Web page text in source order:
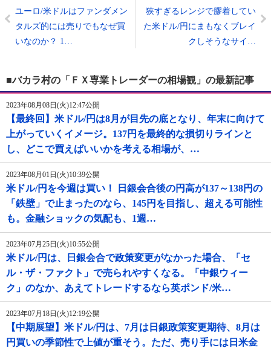
ユーロ/米ドルはファンダメン
タルズ的には売りでもなぜ買
いなのか？ 1…
狭すぎるレンジで膠着してい
た米ドル/円にまもなくブレイ
クしそうなサイ…
■バカラ村の「ＦＸ専業トレーダーの相場観」の最新記事
2023年08月08日(火)12:47公開
【最終回】米ドル/円は8月が目先の底となり、年末に向けて
上がっていくイメージ。137円を最終的な損切りラインと
し、どこで買えばいいかを考える相場が、…
2023年08月01日(火)10:39公開
米ドル/円を今週は買い！ 日銀会合後の円高が137～138円の
「鉄壁」で止まったのなら、145円を目指し、超える可能性
も。金融ショックの気配も、1週…
2023年07月25日(火)10:55公開
米ドル/円は、日銀会合で政策変更がなかった場合、「セ
ル・ザ・ファクト」で売られやすくなる。「中銀ウィー
ク」のなか、あえてトレードするなら英ポンド/米…
2023年07月18日(火)12:19公開
【中期展望】米ドル/円は、7月は日銀政策変更期待、8月は
円買いの季節性で上値が重そう。ただ、売り手には日米金